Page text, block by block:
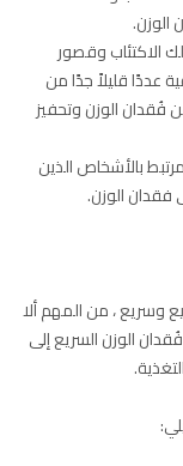
الوزن.
الاكتئاب وقصور
عددًا قليلاً جدًا من
فُقدان الوزن وتحفيز
بالأشخاص الذين
فقدان الوزن.
وسريع ، من المهم ألا
الوزن السريع إلى